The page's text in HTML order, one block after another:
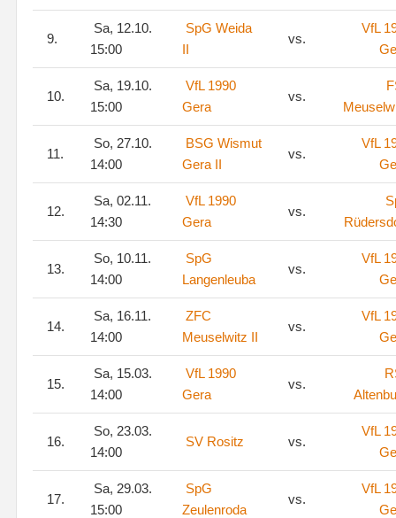
9.
Sa, 12.10.
15:00
SpG Weida
II
vs.
VfL
10.
Sa, 19.10.
15:00
VfL 1990
Gera
vs.
11.
So, 27.10.
14:00
BSG Wismut
Gera II
vs.
VfL
12.
Sa, 02.11.
14:30
VfL 1990
Gera
vs.
13.
So, 10.11.
14:00
SpG
Langenleuba
vs.
VfL
14.
Sa, 16.11.
14:00
ZFC
Meuselwitz II
vs.
VfL
15.
Sa, 15.03.
14:00
VfL 1990
Gera
vs.
16.
So, 23.03.
14:00
SV Rositz vs.
VfL
17.
Sa, 29.03.
15:00
SpG
Zeulenroda
vs.
VfL